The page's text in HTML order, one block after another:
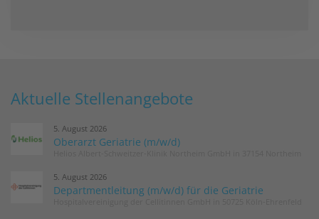
Aktuelle Stellenangebote
5. August 2026
Oberarzt Geriatrie (m/w/d)
5. August 2026
Departmentleitung (m/w/d) für die Geriatrie